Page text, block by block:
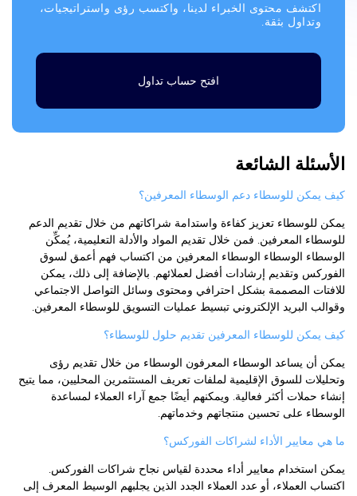
اكتشف محتوى الخبراء لدينا، واكتسب رؤى واستراتيجيات،
وتداول بثقة.
افتح حساب تداول
الأسئلة الشائعة
كيف يمكن للوسطاء دعم الوسطاء المعرفين؟
يمكن للوسطاء تعزيز كفاءة واستدامة شراكاتهم من خلال تقديم الدعم
للوسطاء المعرفين. فمن خلال تقديم المواد والأدلة التعليمية، يُمكِّن
الوسطاء الوسطاء الوسطاء المعرفين من اكتساب فهم أعمق لسوق
الفوركس وتقديم إرشادات أفضل لعملائهم. بالإضافة إلى ذلك، يمكن
للافتات المصممة بشكل احترافي ومحتوى وسائل التواصل الاجتماعي
وقوالب البريد الإلكتروني تبسيط عمليات التسويق للوسطاء المعرفين.
كيف يمكن للوسطاء المعرفين تقديم حلول للوسطاء؟
يمكن أن يساعد الوسطاء المعرفون الوسطاء من خلال تقديم رؤى
وتحليلات للسوق الإقليمية لملفات تعريف المستثمرين المحليين، مما يتيح
إنشاء حملات أكثر فعالية. ويمكنهم أيضًا جمع آراء العملاء لمساعدة
الوسطاء على تحسين منتجاتهم وخدماتهم.
ما هي معايير الأداء لشراكات الفوركس؟
يمكن استخدام معايير أداء محددة لقياس نجاح شراكات الفوركس.
اكتساب العملاء، أو عدد العملاء الجدد الذين يجلبهم الوسيط المعرف إلى